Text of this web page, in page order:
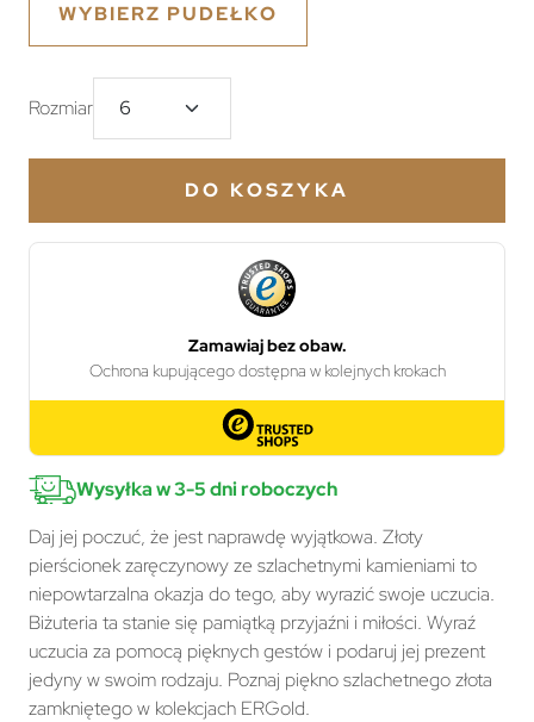
WYBIERZ PUDEŁKO
Rozmiar
DO KOSZYKA
Wysyłka w 3-5 dni roboczych
Daj jej poczuć, że jest naprawdę wyjątkowa. Złoty
pierścionek zaręczynowy ze szlachetnymi kamieniami to
niepowtarzalna okazja do tego, aby wyrazić swoje uczucia.
Biżuteria ta stanie się pamiątką przyjaźni i miłości. Wyraź
uczucia za pomocą pięknych gestów i podaruj jej prezent
jedyny w swoim rodzaju. Poznaj piękno szlachetnego złota
zamkniętego w kolekcjach ERGold.